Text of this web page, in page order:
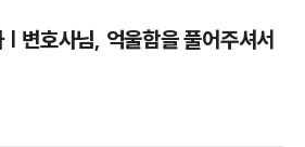
| 변호사님, 억울함을 풀어주셔서